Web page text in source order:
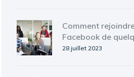
Comment
Facebook de
tant que page
28 juillet 2023